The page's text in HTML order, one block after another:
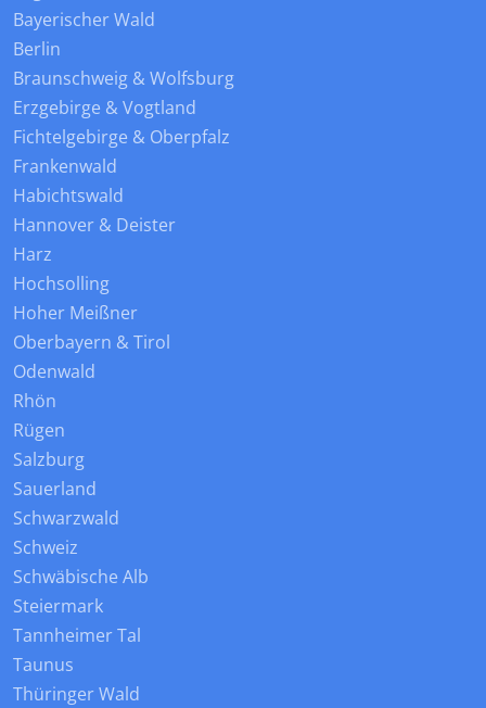
Bayerischer Wald
Berlin
Braunschweig & Wolfsburg
Erzgebirge & Vogtland
Fichtelgebirge & Oberpfalz
Frankenwald
Habichtswald
Hannover & Deister
Harz
Hochsolling
Hoher Meißner
Oberbayern & Tirol
Odenwald
Rhön
Rügen
Salzburg
Sauerland
Schwarzwald
Schweiz
Schwäbische Alb
Steiermark
Tannheimer Tal
Taunus
Thüringer Wald